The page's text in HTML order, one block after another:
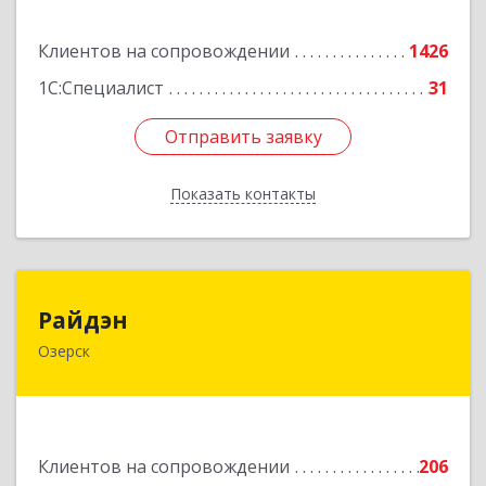
Клиентов на сопровождении
1426
1С:Специалист
31
Отправить заявку
Показать контакты
Отправить заявку
Назад
Райдэн
Озерск
Клиентов на сопровождении
206
456783, Челябинская обл, Озерск г, Ленина пр-